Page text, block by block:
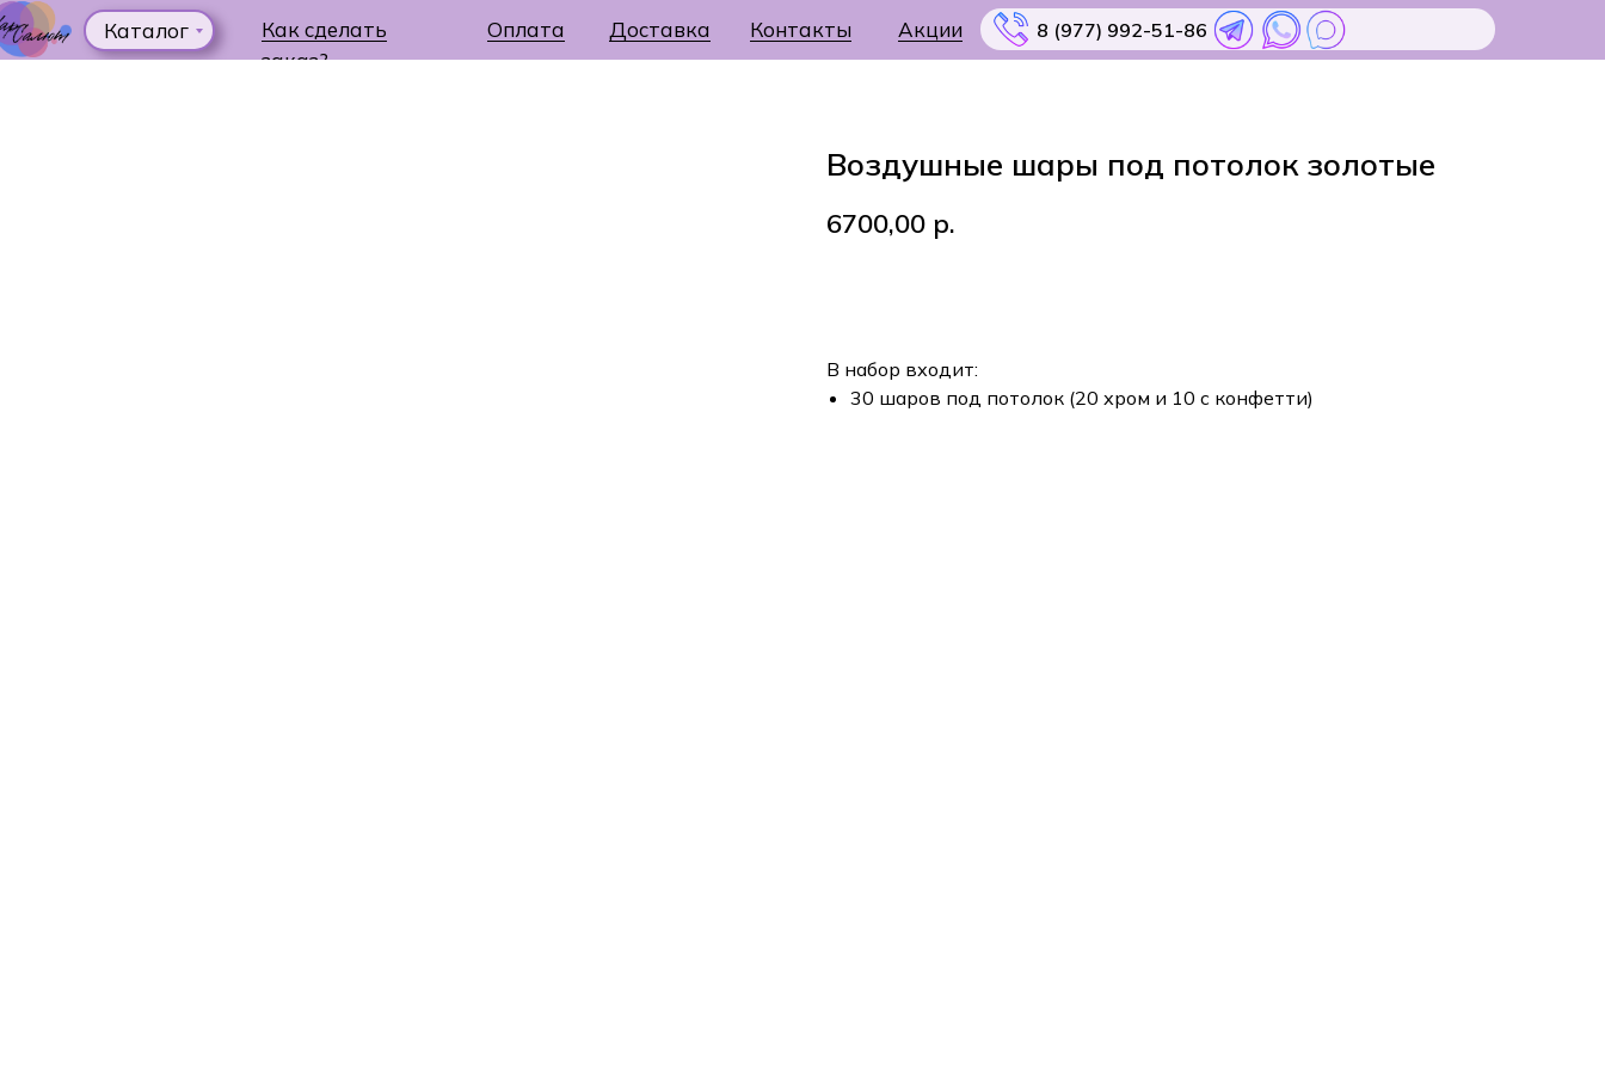
Доставка
Как сделать
заказ?
Оплата Акции
Контакты 8 (977) 992-51-86
Каталог
Воздушные шары под потолок золотые
6700,00 р.
В набор входит:
30 шаров под потолок (20 хром и 10 с конфетти)